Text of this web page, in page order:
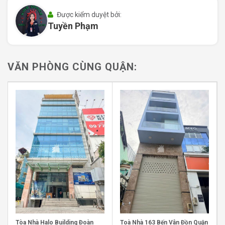
trệt và 5 tầng, cùng 1 thang máy giúp việc di chuyển
giữa các tầng trở nên nhanh chóng và thuận tiện. MDA
Vĩnh Khánh được thiết kế theo phong cách hiện đại, với
tạo nên một không gian văn phòng sang trọng và
Mặt tiền của tòa nhà có thiết kế bắt mắt với màu trắng
chủ đạo, cùng các đường nét kiến trúc tinh tế mang đậm
ảnh hưởng của phong cách tân cổ điển, tạo điểm nhấn
nổi bật trong khu vực. Nội thất bên trong tòa nhà cũng
không kém phần sang trọng, khi các vật liệu như đá hoa
cương nguyên khối và trang thiết bị cao cấp được sử
dụng để đảm bảo chất lượng và thẩm mỹ.
Với chiều cao trần lý tưởng 2,65m, không gian văn
phòng tại MDA Vĩnh Khánh luôn thoáng đãng và rộng rãi,
tạo cảm giác thoải mái cho nhân viên làm việc. Hệ thống
Được kiểm duyệt bởi:
Tuyền Phạm
VĂN PHÒNG CÙNG QUẬN:
Tòa Nhà Halo Building Đoàn
Toà Nhà 163 Bến Vân Đồn Quận